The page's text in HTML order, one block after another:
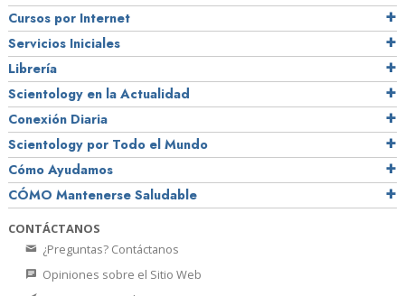
Cursos por Internet
Servicios Iniciales
Librería
Scientology en la Actualidad
Conexión Diaria
Scientology por Todo el Mundo
Cómo Ayudamos
CÓMO Mantenerse Saludable
CONTÁCTANOS
¿Preguntas? Contáctanos
Opiniones sobre el Sitio Web